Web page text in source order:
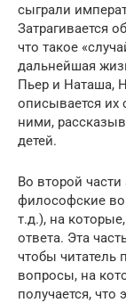
сыграли
Затрагивается
что такое
дальнейшая
Пьер и Наташа,
описывается
ними,
детей.
Во второй
философские
т.д.), на
ответа. Эта
чтобы читатель
вопросы, на
получается,